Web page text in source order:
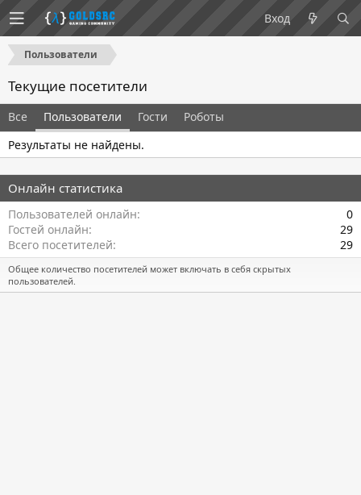
Вход
Пользователи
Текущие посетители
Все Пользователи Гости
Роботы
Результаты не найдены.
Онлайн статистика
Пользователей онлайн
0
Гостей онлайн
29
Всего посетителей
29
Общее количество посетителей может включать в себя скрытых
пользователей.